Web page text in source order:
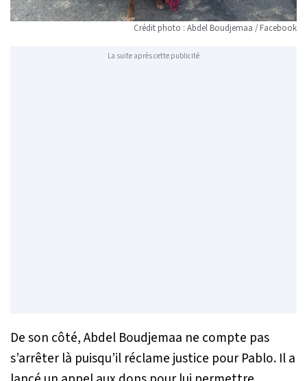
Crédit photo : Abdel Boudjemaa / Facebook
La suite après cette publicité
De son côté, Abdel Boudjemaa ne compte pas
s’arrêter là puisqu’il réclame justice pour Pablo. Il a